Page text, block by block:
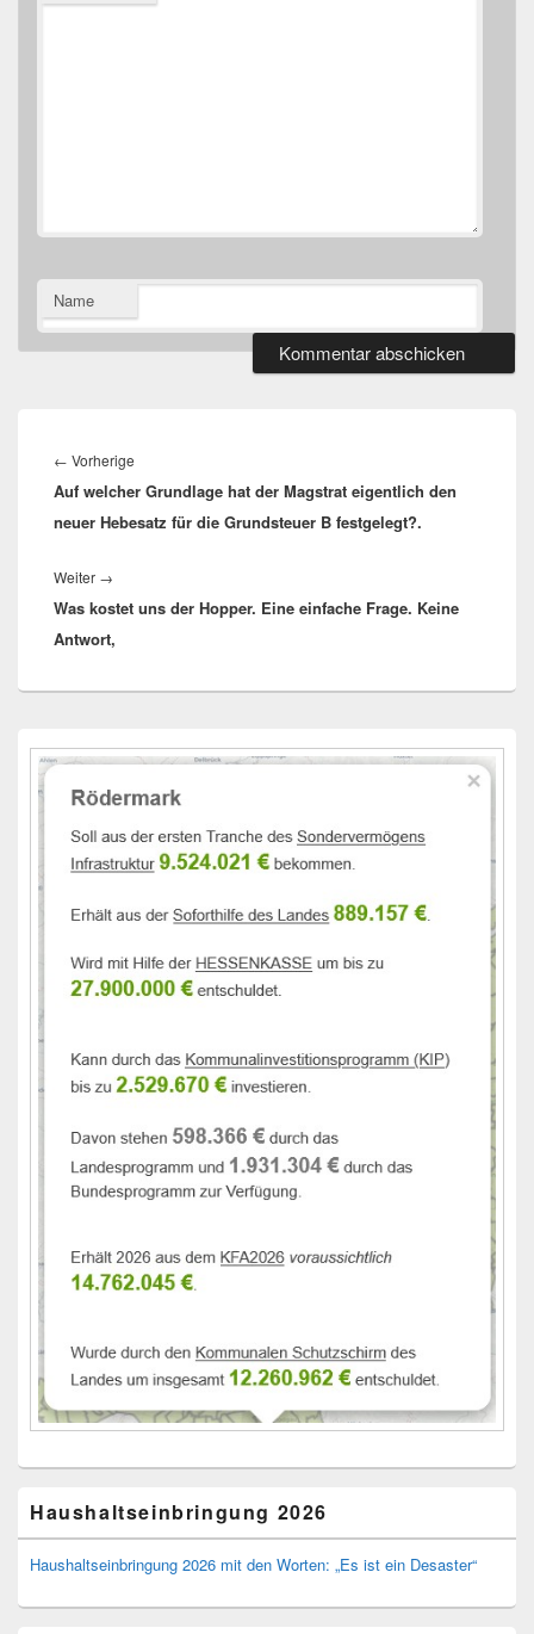
Name
← Vorherige
Beitrag:
Auf welcher Grundlage hat der Magstrat eigentlich den
neuer Hebesatz für die Grundsteuer B festgelegt?.
Weiter →
Beitrag:
Was kostet uns der Hopper. Eine einfache Frage. Keine
Antwort,
Seitenleisten-
Widgetbereich
Haushaltseinbringung 2026
Haushaltseinbringung 2026 mit den Worten: „Es ist ein Desaster“